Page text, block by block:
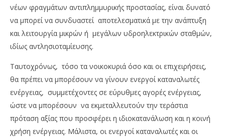
νέων φραγμάτων αντιπλημμυρικής προστασίας, είναι δυνατό
να μπορεί να συνδυαστεί αποτελεσματικά με την ανάπτυξη
και λειτουργία μικρών ή μεγάλων υδροηλεκτρικών σταθμών,
ιδίως αντλησιοταμίευσης.
Ταυτοχρόνως, τόσο τα νοικοκυριά όσο και οι επιχειρήσεις,
θα πρέπει να μπορέσουν να γίνουν ενεργοί καταναλωτές
ενέργειας, συμμετέχοντες σε εύρυθμες αγορές ενέργειας,
ώστε να μπορέσουν να εκμεταλλευτούν την τεράστια
πρόταση αξίας που προσφέρει η ιδιοκατανάλωση και η κοινή
χρήση ενέργειας. Μάλιστα, οι ενεργοί καταναλωτές και οι